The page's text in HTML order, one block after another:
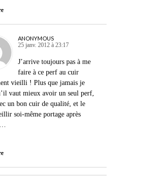
ANONYMOUS
25 janv. 2012 à 23:17
J’arrive toujours pas à me
faire à ce perf au cuir
vieilli ! Plus que jamais je
vaut mieux avoir un seul perf,
un bon cuir de qualité, et le
soi-même portage après